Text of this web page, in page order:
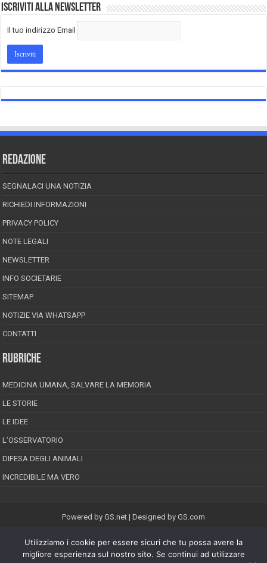
Iscriviti alla Newsletter
Il tuo indirizzo Email
REDAZIONE
SEGNALACI UNA NOTIZIA
RICHIEDI INFORMAZIONI
PRIVACY POLICY
NOTE LEGALI
NEWSLETTER
INFO SOCIETARIE
SITEMAP
NOTIZIE VIA WHATSAPP
CONTATTI
RUBRICHE
MEDICINA UMANA, SALVARE LA MEMORIA
LE STORIE
LE IDEE
L’OSSERVATORIO
DIFESA DEGLI ANIMALI
INCREDIBILE MA VERO
Powered by GS.net | Designed by GS.com
EPINEION EDITRICE S.R.L.P.Iva 02008710689
Registrazione Tribunale di Pescara reg. speciale della stampa n.08/2012
Utilizziamo i cookie per essere sicuri che tu possa avere la
migliore esperienza sul nostro sito. Se continui ad utilizzare